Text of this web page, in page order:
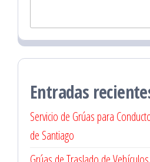
Entradas
Servicio de Grúas para
de Santiago